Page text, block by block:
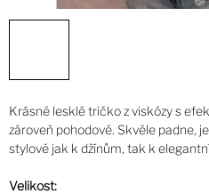
Krásné lesklé tričko z viskózy s
zároveň pohodové. Skvěle padne,
stylově jak k džínům, tak k
Velikost: